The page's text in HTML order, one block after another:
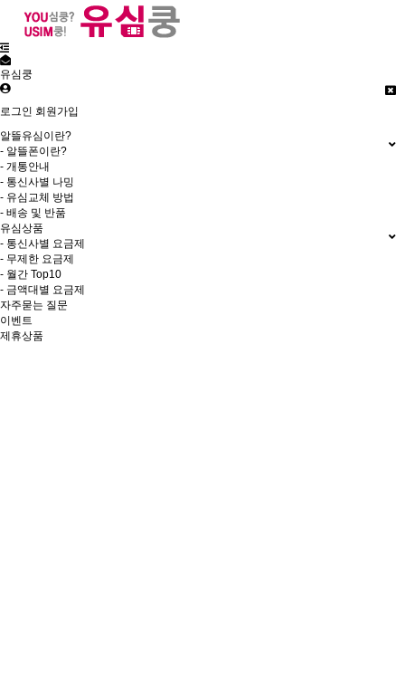
유심쿵
로그인 회원가입
알뜰유심이란?
- 알뜰폰이란?
- 개통안내
- 통신사별 나밍
- 유심교체 방법
- 배송 및 반품
유심상품
- 통신사별 요금제
- 무제한 요금제
- 월간 Top10
- 금액대별 요금제
자주묻는 질문
이벤트
제휴상품